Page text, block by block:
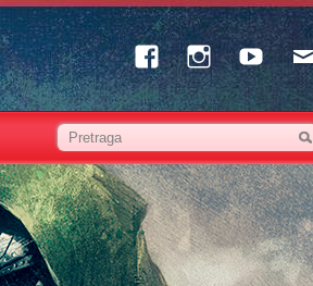
Facebook InstagramYoutube